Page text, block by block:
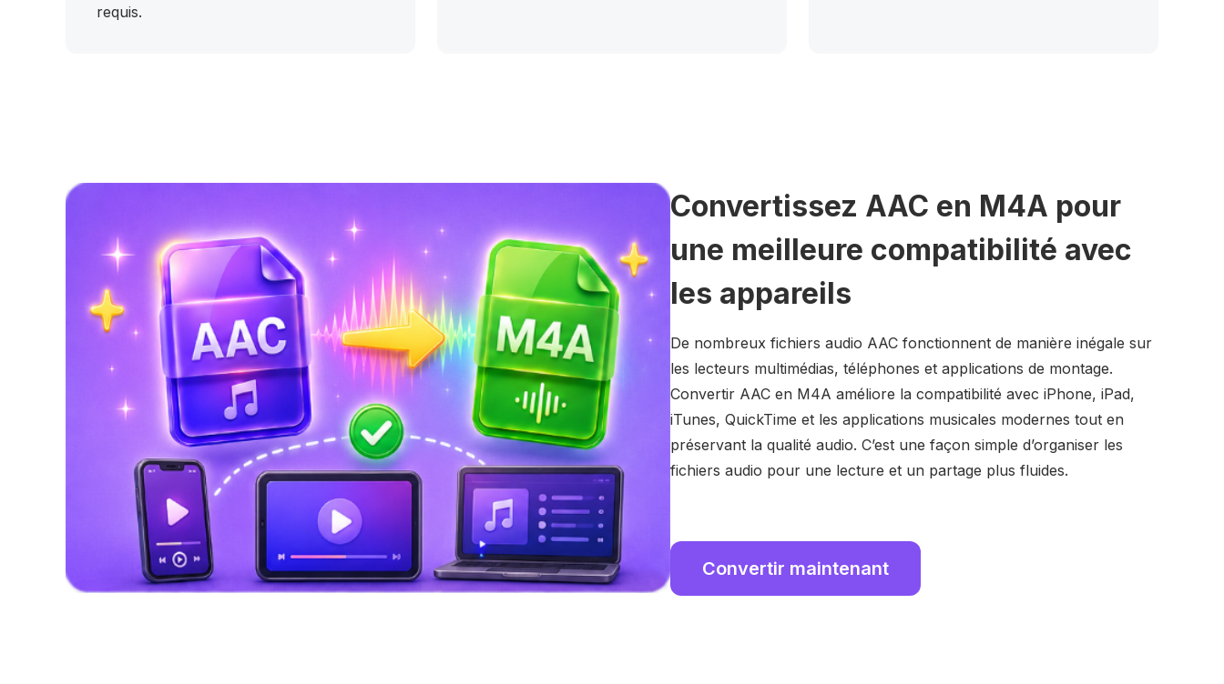
requis.
Convertissez AAC en M4A pour
une meilleure compatibilité avec
les appareils
De nombreux fichiers audio AAC fonctionnent de manière inégale sur
les lecteurs multimédias, téléphones et applications de montage.
Convertir AAC en M4A améliore la compatibilité avec iPhone, iPad,
iTunes, QuickTime et les applications musicales modernes tout en
préservant la qualité audio. C’est une façon simple d’organiser les
fichiers audio pour une lecture et un partage plus fluides.
Convertir maintenant